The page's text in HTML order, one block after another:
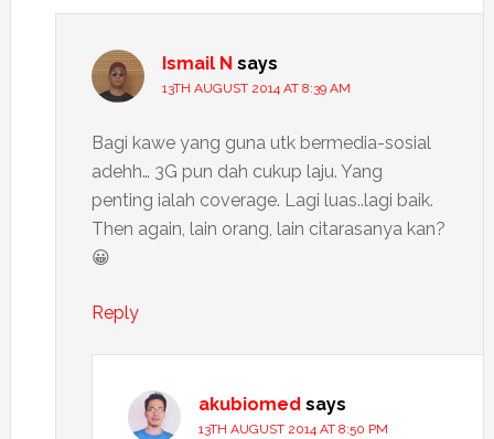
Ismail N says
13TH AUGUST 2014 AT 8:39 AM
Bagi kawe yang guna utk bermedia-sosial
adehh… 3G pun dah cukup laju. Yang
penting ialah coverage. Lagi luas..lagi baik.
Then again, lain orang, lain citarasanya kan?
😀
Reply
akubiomed says
13TH AUGUST 2014 AT 8:50 PM